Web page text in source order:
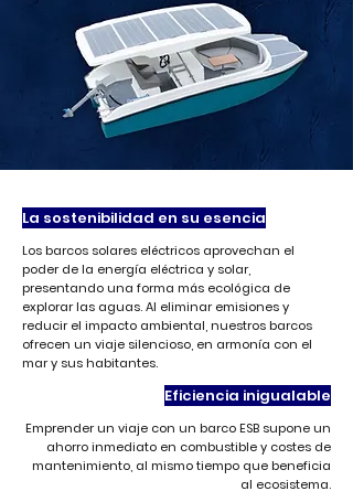
La sostenibilidad en su esencia
Los barcos solares eléctricos aprovechan el
poder de la energía eléctrica y solar,
presentando una forma más ecológica de
explorar las aguas.Al eliminar emisiones y
reducir el impacto ambiental, nuestros barcos
ofrecen un viaje silencioso, en armonía con el
mar y sus habitantes.
Eficiencia inigualable
Emprender un viaje con un barco ESB supone un
ahorro inmediato en combustible y costes de
mantenimiento, al mismo tiempo que beneficia
al ecosistema.